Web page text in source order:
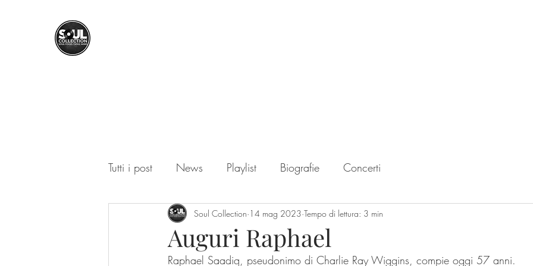
Tutti i post News Playlist Biografie Concerti
Auguri Raphael
Soul Collection 14 mag 2023 Tempo di lettura: 3 min
Raphael Saadiq, pseudonimo di Charlie Ray Wiggins, compie oggi 57 anni.